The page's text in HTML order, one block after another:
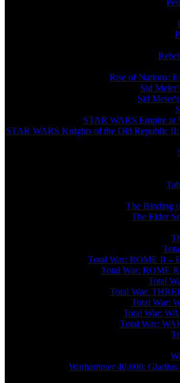
Rise of Nations:
Sid
Sid
STAR WARS Empire at
STAR WARS Knights of the Old Republic
The Binding
The Elder
Total War: ROME II –
Total War: ROME
Total
Total War:
Total War:
Total War:
Total War:
Warhammer 40,000: